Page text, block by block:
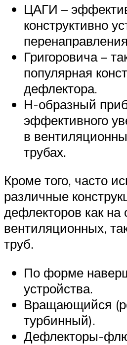
ЦАГИ –
конструктивно
Григоровича –
популярная
дефлектора.
Н-образный
эффективного
в
трубах.
Кроме того, часто
различные
дефлекторов как на
вентиляционных,
труб.
По форме
устройства.
Вращающийся
турбинный).
Дефлекторы-